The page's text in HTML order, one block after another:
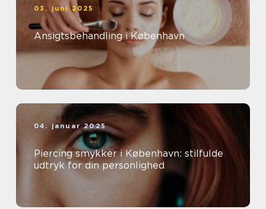
03. juni 2025
Ansigtsbehandling i København
04. januar 2025
Piercing smykker i København: stilfulde
udtryk for din personlighed